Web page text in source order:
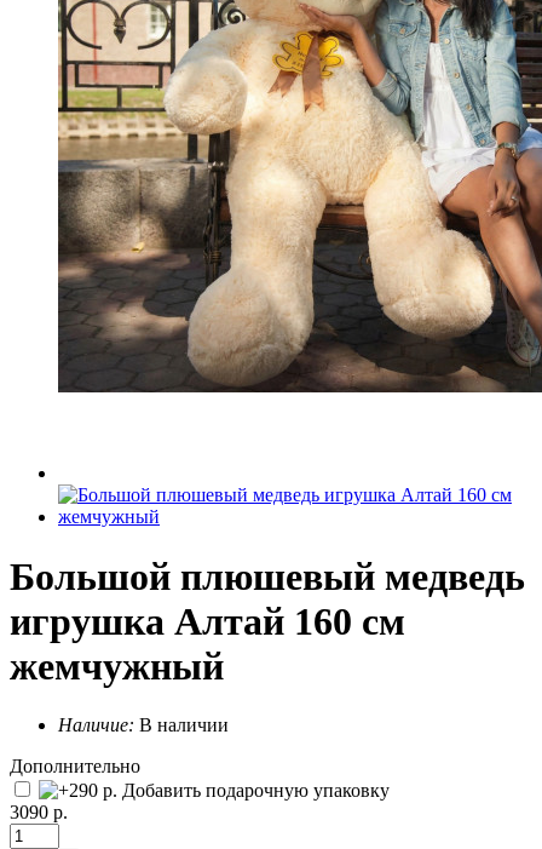
Большой плюшевый медведь
игрушка Алтай 160 см
жемчужный
Наличие: В наличии
Дополнительно
Добавить подарочную упаковку
3090 р.